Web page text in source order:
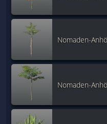
Nomaden-
Nomaden-